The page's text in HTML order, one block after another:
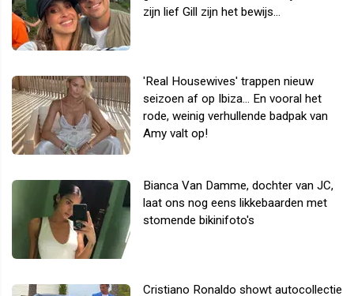
zijn lief Gill zijn het bewijs...
'Real Housewives' trappen nieuw
seizoen af op Ibiza... En vooral het
rode, weinig verhullende badpak van
Amy valt op!
Bianca Van Damme, dochter van JC,
laat ons nog eens likkebaarden met
stomende bikinifoto's
Cristiano Ronaldo showt autocollectie